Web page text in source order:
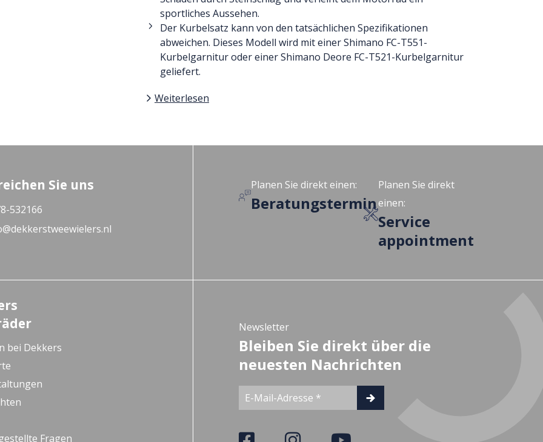
sportliches Aussehen.
Der Kurbelsatz kann von den tatsächlichen Spezifikationen
abweichen. Dieses Modell wird mit einer Shimano FC-T551-
Kurbelgarnitur oder einer Shimano Deore FC-T521-Kurbelgarnitur
geliefert.
Weiterlesen
Sie uns
532166
Planen Sie direkt einen:
Beratungstermin
Planen Sie direkt
einen:
Service
appointment
bei Dekkers
Fragen
Newsletter
Bleiben Sie direkt über die
neuesten Nachrichten